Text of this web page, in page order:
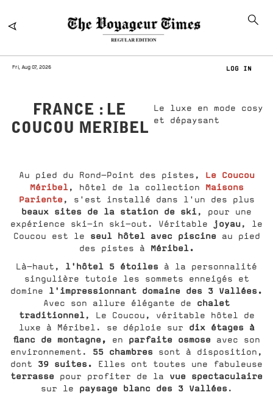
Fri, Aug 07, 2026 LOG IN
FRANCE : LE
COUCOU MERIBEL
Le luxe en mode cosy
et dépaysant
Au pied du Rond-Point des pistes, Le Coucou
Méribel , hôtel de la collection Maisons
Pariente, s'est installé dans l'un des plus
beaux sites de la station de ski, pour une
expérience ski-in ski-out. Véritable
joyau, le
Coucou est le seul hôtel avec piscineau pied
des pistes à Méribel.
Là-haut, l'hôtel 5 étoiles
à la personnalité
singulière tutoie les sommets enneigés et
domine
l'impressionnant domaine des 3 Vallées.
Avec son allure élégante de chalet
traditionnel , Le Coucou, véritable hôtel de
luxe à Méribel. se déploie sur dix étages à
flanc de montagne,
en parfaite osmoseavec son
environnement. 55 chambres sont à disposition,
dont 39 suites. Elles ont toutes une fabuleuse
terrasse pour profiter de la vue spectaculaire
sur le paysage blanc des 3 Vallées.